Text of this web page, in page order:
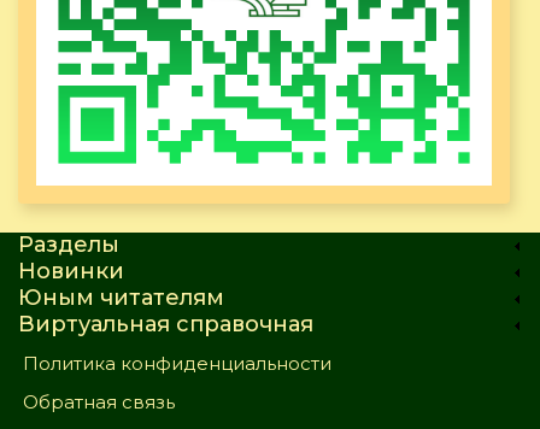
Разделы
Новинки
Юным читателям
Виртуальная справочная
Политика конфиденциальности
Обратная связь